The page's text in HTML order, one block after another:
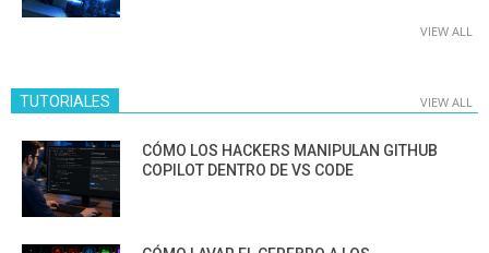
VIEW ALL
TUTORIALES VIEW ALL
CÓMO LOS HACKERS MANIPULAN GITHUB
COPILOT DENTRO DE VS CODE